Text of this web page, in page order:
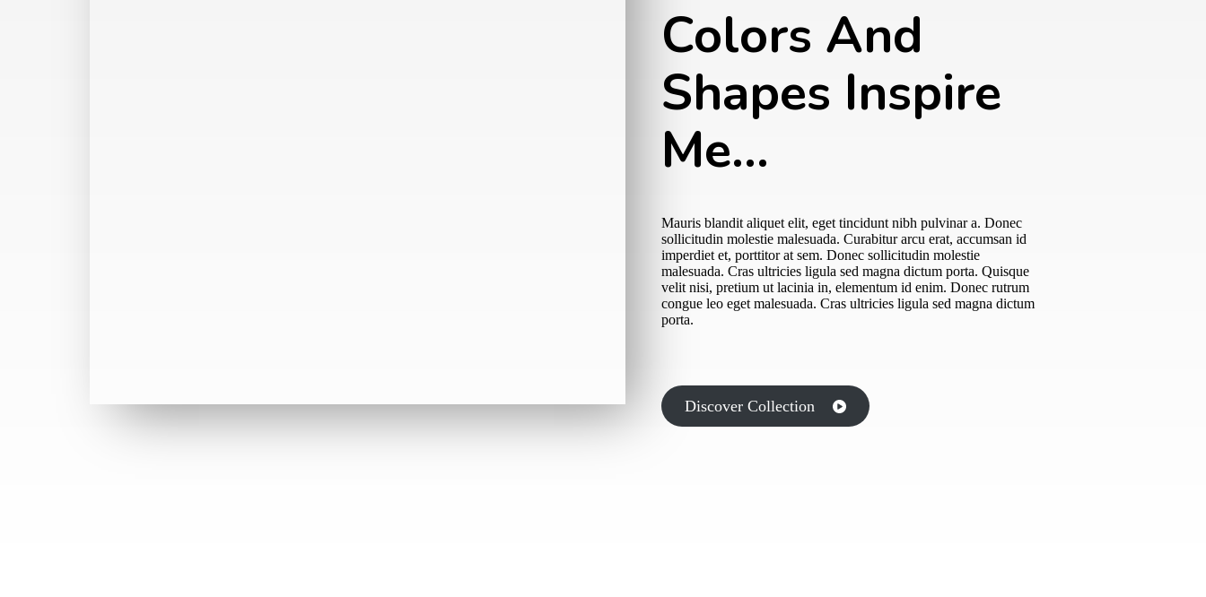
Colors And
Shapes Inspire
Me…
Mauris blandit aliquet elit, eget tincidunt nibh pulvinar a. Donec
sollicitudin molestie malesuada. Curabitur arcu erat, accumsan id
imperdiet et, porttitor at sem. Donec sollicitudin molestie
malesuada. Cras ultricies ligula sed magna dictum porta. Quisque
velit nisi, pretium ut lacinia in, elementum id enim. Donec rutrum
congue leo eget malesuada. Cras ultricies ligula sed magna dictum
porta.
Discover Collection